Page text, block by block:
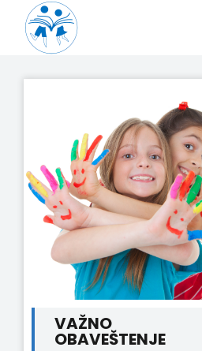
VAŽNO
OBAVEŠTENJE
15-03-2026
OKRUŽNO TAKMIČENJE IZ
ENGLESKOG JEZIKA